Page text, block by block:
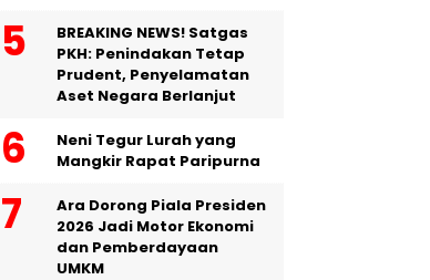
BREAKING NEWS! Satgas
PKH: Penindakan Tetap
Prudent, Penyelamatan
Aset Negara Berlanjut
Neni Tegur Lurah yang
Mangkir Rapat Paripurna
Ara Dorong Piala Presiden
2026 Jadi Motor Ekonomi
dan Pemberdayaan
UMKM